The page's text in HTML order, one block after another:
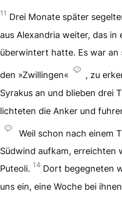
11 Drei Monate später
aus Alexandria weiter, das in
überwintert hatte. Es war an
den »Zwillingen« , zu
Syrakus an und blieben drei
lichteten die Anker und
Weil schon nach einem
Südwind aufkam, erreichten
Puteoli. 14 Dort begegneten
uns ein, eine Woche bei